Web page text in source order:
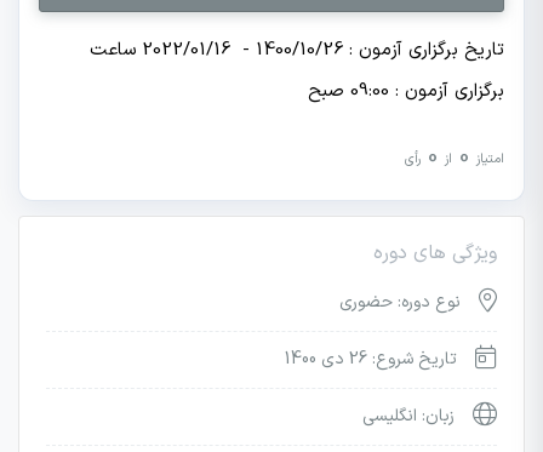
تاریخ برگزاری آزمون : 1400/10/26 - 2022/01/16 ساعت
برگزاری آزمون : 09:00 صبح
امتیاز 0 از 0 رأی
ویژگی های دوره
نوع دوره: حضوری
تاریخ شروع: 26 دی 1400
زبان: انگلیسی